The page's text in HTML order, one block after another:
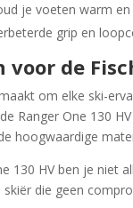
je voeten warm
grip en
de
om elke ski-
Ranger One 130
hoogwaardige
130 HV ben je
die geen